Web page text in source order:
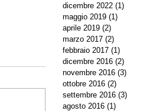
dicembre 2022 (1)
maggio 2019 (1)
aprile 2019 (2)
marzo 2017 (2)
febbraio 2017 (1)
dicembre 2016 (2)
novembre 2016 (3)
ottobre 2016 (2)
settembre 2016 (3)
agosto 2016 (1)